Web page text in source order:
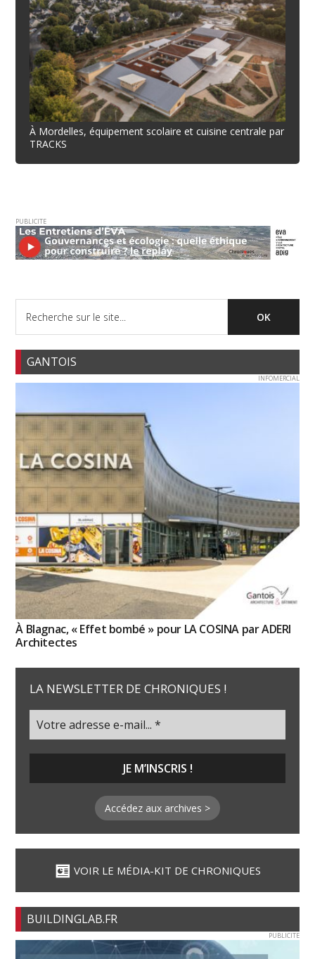
À Mordelles, équipement scolaire et cuisine centrale par
TRACKS
PUBLICITE
GANTOIS
INFOMERCIAL
À Blagnac, « Effet bombé » pour LA COSINA par ADERI
Architectes
LA NEWSLETTER DE CHRONIQUES !
Accédez aux archives >
VOIR LE MÉDIA-KIT DE CHRONIQUES
BUILDINGLAB.FR
PUBLICITE